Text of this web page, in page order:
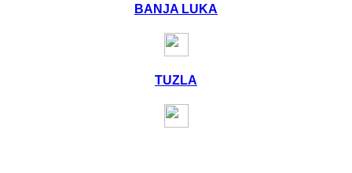
BANJA LUKA
TUZLA